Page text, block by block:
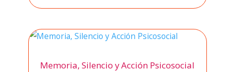
Memoria, Silencio y Acción Psicosocial